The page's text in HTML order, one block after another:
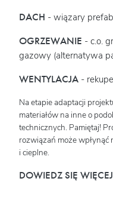
DACH - wiązary
OGRZEWANIE - c.o.
gazowy (alternatywa
WENTYLACJA -
Na etapie adaptacji
materiałów na inne o
technicznych. Pamiętaj!
rozwiązań może wpłynąć
i cieplne.
DOWIEDZ SIĘ